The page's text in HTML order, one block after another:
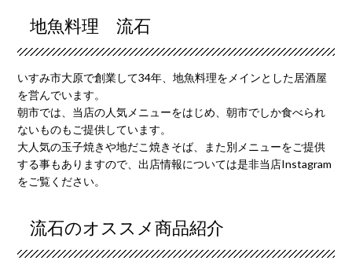
地魚料理 流石
いすみ市大原で創業して34年、地魚料理をメインとした居酒屋
を営んでいます。
朝市では、当店の人気メニューをはじめ、朝市でしか食べられ
ないものもご提供しています。
大人気の玉子焼きや地だこ焼きそば、また別メニューをご提供
する事もありますので、出店情報については是非当店Instagram
をご覧ください。
流石のオススメ商品紹介